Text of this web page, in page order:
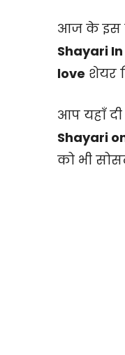
आज के इस
Shayari
love शेयर
आप यहाँ
Shayari
को भी